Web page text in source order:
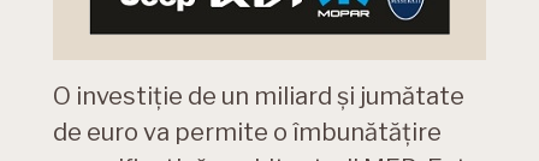
O investiție de un miliard și jumătate
de euro va permite o îmbunătățire